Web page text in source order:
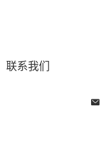
联系我们